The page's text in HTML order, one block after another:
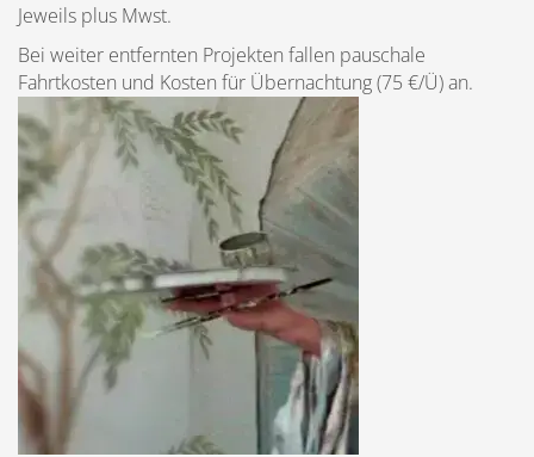
Jeweils plus Mwst.
Bei weiter entfernten Projekten fallen pauschale
Fahrtkosten und Kosten für Übernachtung (75 €/Ü) an.